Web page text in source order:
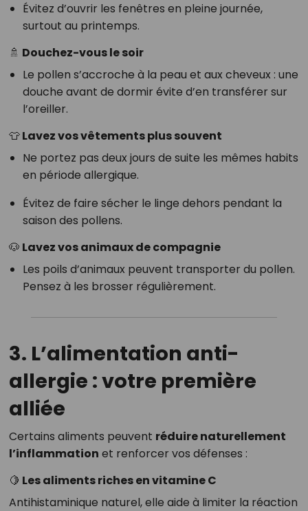
Évitez d’ouvrir les fenêtres en pleine journée,
surtout au printemps.
🚿 Douchez-vous le soir
Le pollen s’accroche à la peau et aux cheveux : une
douche avant de dormir évite d’en transférer sur
l’oreiller.
👕 Lavez vos vêtements plus souvent
Ne portez pas deux jours de suite les mêmes habits
en période allergique.
Évitez de faire sécher le linge dehors pendant la
saison des pollens.
🐶 Lavez vos animaux de compagnie
Les poils d’animaux peuvent transporter du pollen.
Pensez à les brosser régulièrement.
3. L’alimentation anti-
allergie : votre première
alliée
Certains aliments peuvent réduire naturellement
l’inflammation et renforcer vos défenses :
🍋 Les aliments riches en vitamine C
Antihistaminique naturel, elle aide à limiter la réaction